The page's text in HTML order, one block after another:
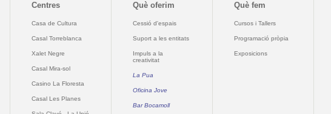
Centres
Casa de Cultura
Casal Torreblanca
Xalet Negre
Casal Mira-sol
Casino La Floresta
Casal Les Planes
Què oferim
Cessió d'espais
Suport a les entitats
Impuls a la
creativitat
La Pua
Oficina Jove
Bar Bocamoll
Què fem
Cursos i Tallers
Programació pròpia
Exposicions